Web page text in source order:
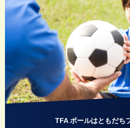
TFA ボールはともだち